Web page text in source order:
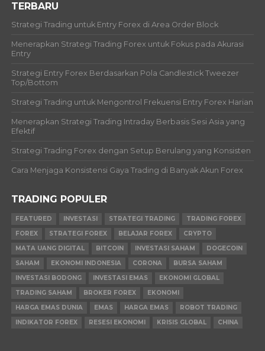
TERBARU
Strategi Trading untuk Entry Forex di Area Order Block
Menerapkan Strategi Trading Forex untuk Fokus pada Akurasi
Entry
Strategi Entry Forex Berdasarkan Pola Candlestick Tweezer
Top/Bottom
Strategi Trading untuk Mengontrol Frekuensi Entry Forex Harian
Menerapkan Strategi Trading Intraday Berbasis Sesi Asia yang
Efektif
Strategi Trading Forex dengan Setup Berulang yang Konsisten
Cara Menjaga Konsistensi Gaya Trading di Banyak Akun Forex
TRADING POPULER
FEATURED INVESTASI STRATEGI TRADING
TRADING FOREX
FOREX
STRATEGI FOREX BELAJAR FOREX
CRYPTO
MATA UANG DIGITAL
BITCOIN INVESTASI SAHAM
DOGECOIN
SAHAM
EKONOMI INDONESIA CORONA
BURSA SAHAM
INVESTASI BODONG
INVESTASI EMAS
EKONOMI GLOBAL
TRADING SAHAM
BROKER FOREX
EKONOMI
HARGA EMAS DUNIA
EMAS HARGA EMAS
ROBOT TRADING
INDIKATOR FOREX
RESESI EKONOMI KRISIS GLOBAL CHINA